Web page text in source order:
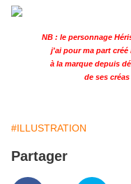
NB : le personnage
j'ai pour ma part créé
à la marque depuis
de ses
#ILLUSTRATION
Partager